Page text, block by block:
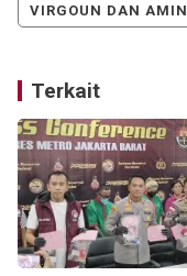
VIRGOUN DAN
Terkait